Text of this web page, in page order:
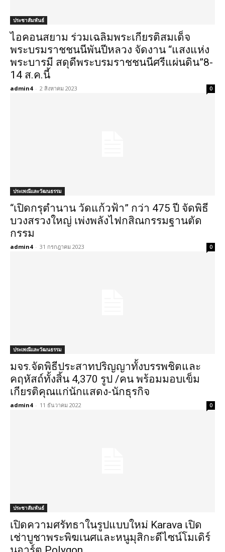
ประชาสัมพันธ์
ไอคอนสยาม ร่วมเฉลิมพระเกียรติสมเด็จ
พระบรมราชชนนีพันปีหลวง จัดงาน “แสงแห่ง
พระบารมี สดุดีพระบรมราชชนนีศรีแผ่นดิน”8-
14 ส.ค.นี้
admin4 - 2 สิงหาคม 2023 0
ประเพณีและวัฒนธรรม
“เปิดกรุตำนาน วัดแก้วฟ้า” กว่า 475 ปี จัดพิธี
บวงสรวงใหญ่ เพ่งพลังไฟกสิณกรรมฐานตัด
กรรม
admin4 - 31 กรกฎาคม 2023 0
ประเพณีและวัฒนธรรม
มจร.จัดพิธีประสาทปริญญาทั้งบรรพชิตและ
คฤหัสถ์ทั้งสิ้น 4,370 รูป /คน พร้อมมอบเข็ม
เกียรติคุณแก่นักแสดง-นักธุรกิจ
admin4 - 11 ธันวาคม 2022 0
ประชาสัมพันธ์
เปิดความศรัทธาในรูปแบบใหม่ Karava เปิด
เช่าบูชาพระพิฆเนศและหนูมุสิกะดีไซน์โมเดิร์